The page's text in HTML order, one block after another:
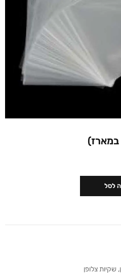
לסל
, שקיות צלופן